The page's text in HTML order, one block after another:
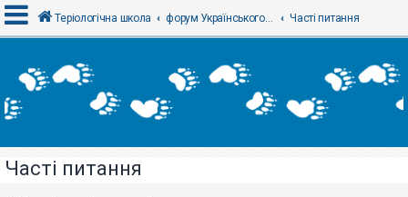
х
і
Р
Теріологічна школа форум Українського теріологічного товариства Часті питання
Часті питання